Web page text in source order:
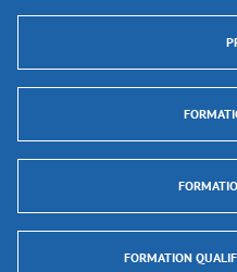
FORMATION